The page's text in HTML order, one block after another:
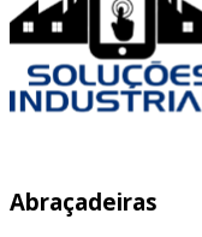
Abraçadeiras